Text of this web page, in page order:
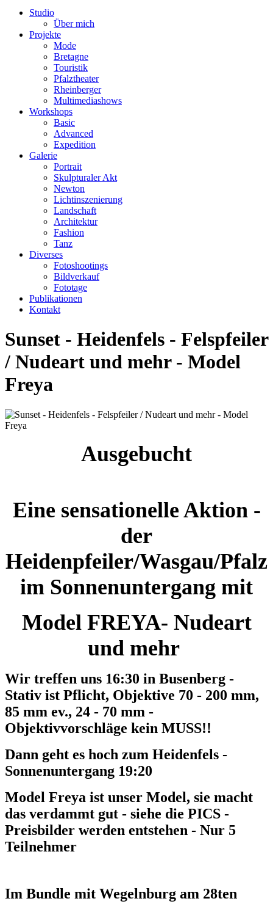
Studio
Über mich
Projekte
Mode
Bretagne
Touristik
Pfalztheater
Rheinberger
Multimediashows
Workshops
Basic
Advanced
Expedition
Galerie
Portrait
Skulpturaler Akt
Newton
Lichtinszenierung
Landschaft
Architektur
Fashion
Tanz
Diverses
Fotoshootings
Bildverkauf
Fototage
Publikationen
Kontakt
Sunset - Heidenfels - Felspfeiler
/ Nudeart und mehr - Model
Freya
Ausgebucht
Eine sensationelle Aktion -
der
Heidenpfeiler/Wasgau/Pfalz
im Sonnenuntergang mit
Model FREYA- Nudeart
und mehr
Wir treffen uns 16:30 in Busenberg -
Stativ ist Pflicht, Objektive 70 - 200 mm,
85 mm ev., 24 - 70 mm -
Objektivvorschläge kein MUSS!!
Dann geht es hoch zum Heidenfels -
Sonnenuntergang 19:20
Model Freya ist unser Model, sie macht
das verdammt gut - siehe die PICS -
Preisbilder werden entstehen - Nur 5
Teilnehmer
Im Bundle mit Wegelnburg am 28ten